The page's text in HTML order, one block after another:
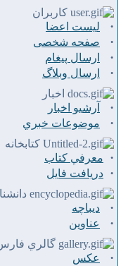
کاربران
· لیست اعضا
· صفحه شخصی
· ارسال پيغام
·
ارسال وبلاگ
اخبار
· آرشیو اخبار
·
موضوعات خبري
كتابخانه
· معرفي كتاب
· دريافت فايل
· ديباچه
·
عناوين
گالري
· عكس